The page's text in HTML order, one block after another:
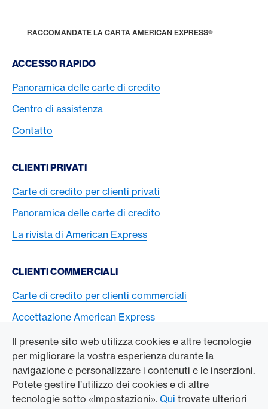
Il presente sito web utilizza cookies e altre tecnologie
per migliorare la vostra esperienza durante la
navigazione e personalizzare i contenuti e le inserzioni.
Potete gestire l’utilizzo dei cookies e di altre
tecnologie sotto «Impostazioni». Qui trovate ulteriori
RACCOMANDATE LA CARTA AMERICAN EXPRESS®
Footer Navigation
ACCESSO RAPIDO
Panoramica delle carte di credito
Centro di assistenza
Contatto
CLIENTI PRIVATI
Carte di credito per clienti privati
Panoramica delle carte di credito
La rivista di American Express
CLIENTI COMMERCIALI
Carte di credito per clienti commerciali
Accettazione American Express
L’AZIENDA
Swisscard AECS GmbH
American Express Globale